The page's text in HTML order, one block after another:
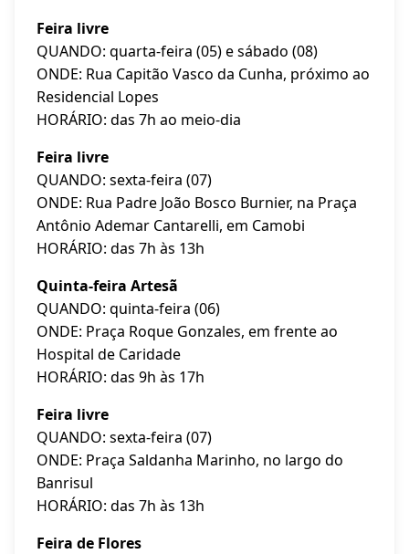
Feira livre
QUANDO: quarta-feira (05) e sábado (08)
ONDE: Rua Capitão Vasco da Cunha, próximo ao
Residencial Lopes
HORÁRIO: das 7h ao meio-dia
Feira livre
QUANDO: sexta-feira (07)
ONDE: Rua Padre João Bosco Burnier, na Praça
Antônio Ademar Cantarelli, em Camobi
HORÁRIO: das 7h às 13h
Quinta-feira Artesã
QUANDO: quinta-feira (06)
ONDE: Praça Roque Gonzales, em frente ao
Hospital de Caridade
HORÁRIO: das 9h às 17h
Feira livre
QUANDO: sexta-feira (07)
ONDE: Praça Saldanha Marinho, no largo do
Banrisul
HORÁRIO: das 7h às 13h
Feira de Flores